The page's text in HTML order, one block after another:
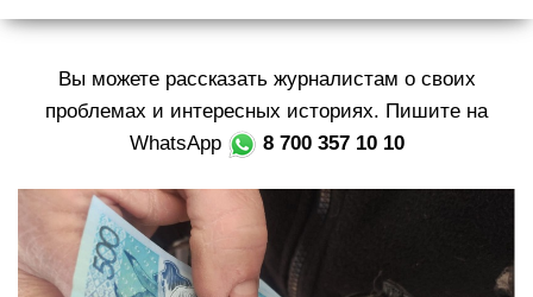
р
а
Вы можете рассказать журналистам о своих
проблемах и интересных историях. Пишите на
WhatsApp
8 700 357 10 10